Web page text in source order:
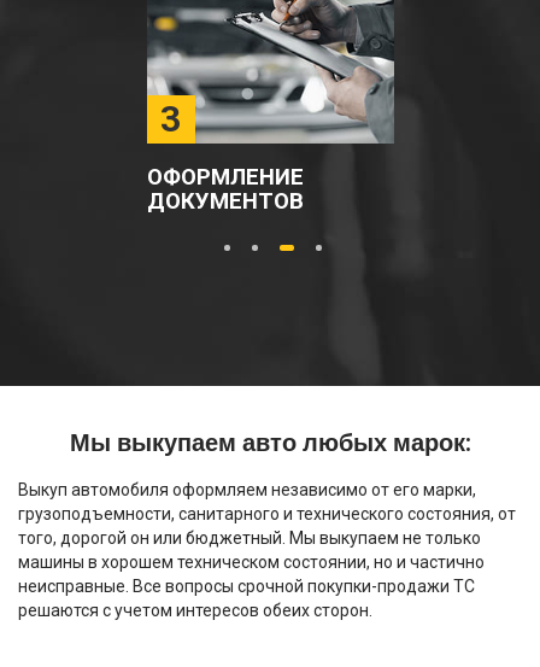
3
ОФОРМЛЕНИЕ
ДОКУМЕНТОВ
1 2 3 4
Мы выкупаем авто любых марок:
Выкуп автомобиля оформляем независимо от его марки,
грузоподъемности, санитарного и технического состояния, от
того, дорогой он или бюджетный. Мы выкупаем не только
машины в хорошем техническом состоянии, но и частично
неисправные. Все вопросы срочной покупки-продажи ТС
решаются с учетом интересов обеих сторон.